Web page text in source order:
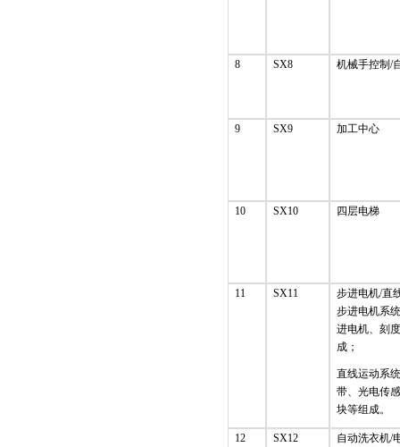
8 SX8 机械手控制/
9 SX9 加工中心
10 SX10 四层电梯
11 SX11
步进电机/直
步进电机系
进电机、刻
成；
直线运动系
带、光电传
块等组成。
12 SX12 自动洗衣机/